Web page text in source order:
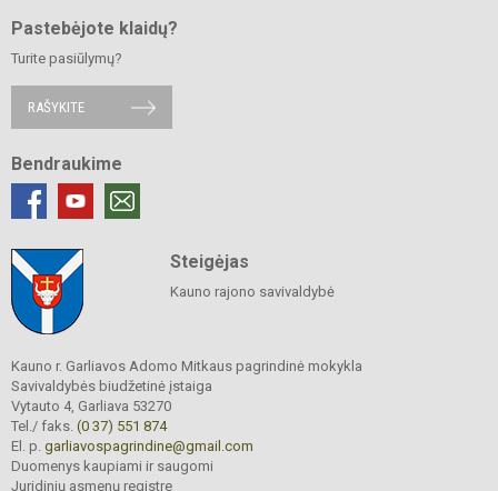
Pastebėjote klaidų?
Turite pasiūlymų?
RAŠYKITE
Bendraukime
Steigėjas
Kauno rajono savivaldybė
Kauno r. Garliavos Adomo Mitkaus pagrindinė mokykla
Savivaldybės biudžetinė įstaiga
Vytauto 4, Garliava 53270
Tel./ faks. (0 37) 551 874
El. p. garliavospagrindine@gmail.com
Duomenys kaupiami ir saugomi
Juridinių asmenų registre